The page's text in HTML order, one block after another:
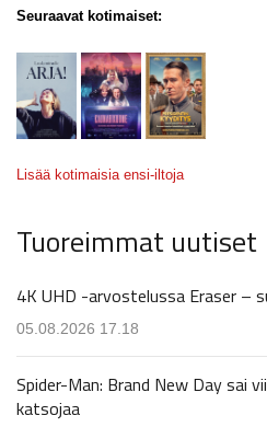
Seuraavat kotimaiset:
Lisää kotimaisia ensi-iltoja
Tuoreimmat uutiset
4K UHD -arvostelussa Eraser –
05.08.2026 17.18
Spider-Man: Brand New Day sai
katsojaa